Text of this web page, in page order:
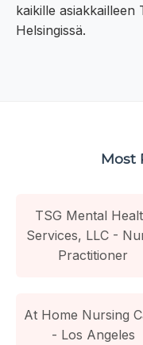
kaikille asiakkailleen
Helsingissä.
Most
TSG Mental
Services, LLC -
Practitioner
At Home Nursing
- Los Angeles